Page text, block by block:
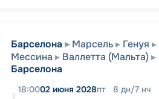
Барселона Марсель Генуя
Мессина
Валлетта (Мальта)
Барселона
18:0002 июня 2028пт 8 дн/7 нч